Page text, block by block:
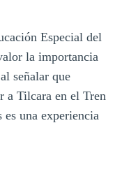
Especial del
la importancia
señalar que
a Tilcara en el Tren
una experiencia